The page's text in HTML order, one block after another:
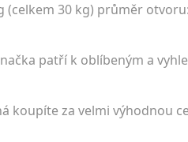
30 kg) průměr
patří k oblíbeným a
koupíte za velmi výhodnou